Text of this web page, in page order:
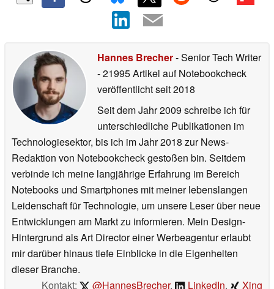
Hannes Brecher- Senior Tech Writer
- 21995 Artikel auf Notebookcheck
veröffentlichtseit 2018
Seit dem Jahr 2009 schreibe ich für
unterschiedliche Publikationen im
Technologiesektor, bis ich im Jahr 2018 zur News-
Redaktion von Notebookcheck gestoßen bin. Seitdem
verbinde ich meine langjährige Erfahrung im Bereich
Notebooks und Smartphones mit meiner lebenslangen
Leidenschaft für Technologie, um unsere Leser über neue
Entwicklungen am Markt zu informieren. Mein Design-
Hintergrund als Art Director einer Werbeagentur erlaubt
mir darüber hinaus tiefe Einblicke in die Eigenheiten
dieser Branche.
Kontakt:
@HannesBrecher, LinkedIn, Xing